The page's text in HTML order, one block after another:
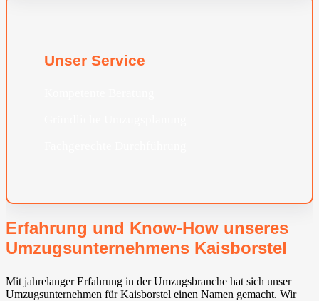
Unser Service
Erfahrung und Know-How unseres
Umzugsunternehmens Kaisborstel
Mit jahrelanger Erfahrung in der Umzugsbranche hat sich unser
Umzugsunternehmen für Kaisborstel einen Namen gemacht. Wir